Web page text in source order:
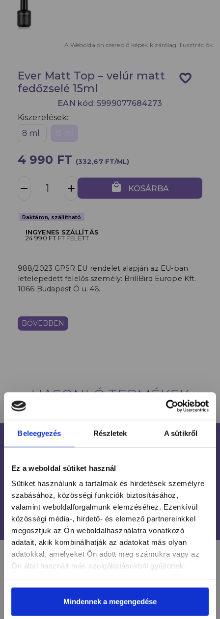
Beleegyezés Részletek A sütikről
Ez a weboldal sütiket használ
Sütiket használunk a tartalmak és hirdetések személyre
szabásához, közösségi funkciók biztosításához,
valamint weboldalforgalmunk elemzéséhez. Ezenkívül
közösségi média-, hirdető- és elemező partnereinkkel
megosztjuk az Ön weboldalhasználatra vonatkozó
adatait, akik kombinálhatják az adatokat más olyan
adatokkal, amelyeket Ön adott meg számukra vagy az
Ön által használt más szolgáltatásokból gyűjtöttek.
Mindennek a megengedése
A Weboldalon szereplő képek kizárólag illusztrációk.
favorite_border
Ever Matt Top – velúr matt
fedőzselé 15ml
EAN kód: 5999077684273
Kiszerelések:
8 ml
4 990 FT (332,67 FT/ML)
remove add local_mall KOSÁRBA
Raktáron, szállítható
INGYENES SZÁLLÍTÁS
24 990 FT FT FELETT
988/2023 GPSR EU rendelet alapján az EU-ban
letelepedett felelős személy: BrillBird Europe Kft.
1066 Budapest Ó u. 46.
BŐVEBBEN
HASONLÓ TERMÉKEK
7-15H TELEFONON, EMAILBEN
100% BIZTONSÁGOS
ONLINE VÁSÁRLÁS
LÉGY NAPRAKÉSZ
Értesülj egy pillantás alatt a legújabb körmös